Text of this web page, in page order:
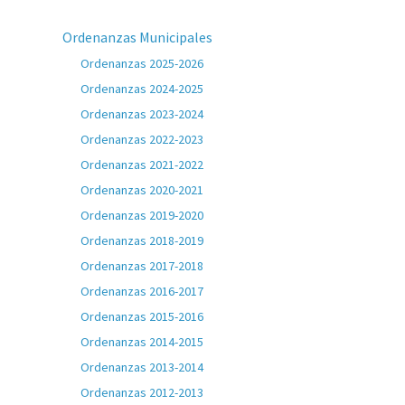
Ordenanzas Municipales
Ordenanzas 2025-2026
Ordenanzas 2024-2025
Ordenanzas 2023-2024
Ordenanzas 2022-2023
Ordenanzas 2021-2022
Ordenanzas 2020-2021
Ordenanzas 2019-2020
Ordenanzas 2018-2019
Ordenanzas 2017-2018
Ordenanzas 2016-2017
Ordenanzas 2015-2016
Ordenanzas 2014-2015
Ordenanzas 2013-2014
Ordenanzas 2012-2013